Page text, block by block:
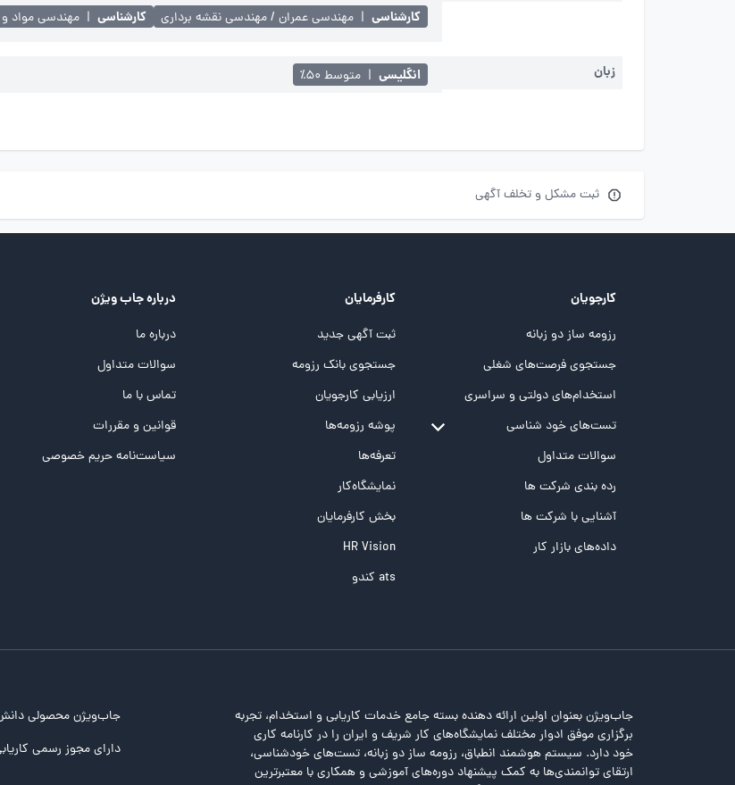
کارشناسی | مهندسی عمران / مهندسی نقشه برداری کارشناسی | مهندسی مواد و
زبان انگلیسی | متوسط ۵۰٪
ثبت مشکل و تخلف آگهی
کارجویان
رزومه ساز دو زبانه
جستجوی فرصت‌های شغلی
استخدام‌های دولتی و سراسری
تست‌های خود شناسی
تست MBTI
تست تیپ سنجی شغلی Holland
تست NEO
تست هوش های چندگانه
سوالات متداول
رده بندی شرکت ها
آشنایی با شرکت ها
داده‌های بازار کار
کارفرمایان
ثبت آگهی جدید
جستجوی بانک رزومه
ارزیابی کارجویان
پوشه‌‌ رزومه‌ها
تعرفه‌ها
نمایشگاه‌کار
بخش کارفرمایان
HR Vision
ats کندو
درباره جاب ویژن
درباره ما
سوالات متداول
تماس با ما
قوانین و مقررات
سیاست‌نامه حریم خصوصی
جاب‌ویژن بعنوان اولین ارائه دهنده بسته جامع خدمات کاریابی و استخدام، تجربه
برگزاری موفق ادوار مختلف نمایشگاه‌های کار شریف و ایران را در کارنامه کاری
خود دارد. سیستم هوشمند انطباق، رزومه ساز دو زبانه، تست‌های خودشناسی،
ارتقای توانمندی‌ها به کمک پیشنهاد دوره‌های آموزشی و همکاری با معتبرترین
جاب‌ویژن محصولی
دارای مجوز رسمی